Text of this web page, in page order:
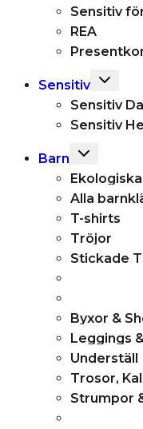
Sensitiv
REA
Sensitiv Toggle
child
menu
Sensitiv
Sensitiv
Barn
Toggle
menu
Alla
T-shirts
Tröjor
Stickade
Byxor &
Leggings
Underställ
Trosor,
Strumpor